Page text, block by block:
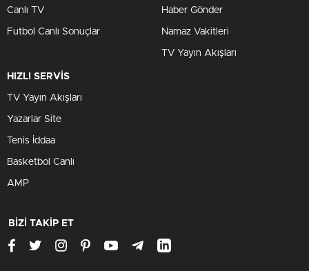
Canlı TV
Futbol Canlı Sonuçlar
Haber Gönder
Namaz Vakitleri
TV Yayın Akışları
HIZLI SERVİS
TV Yayın Akışları
Yazarlar Site
Tenis İddaa
Basketbol Canlı
AMP
BİZİ TAKİP ET